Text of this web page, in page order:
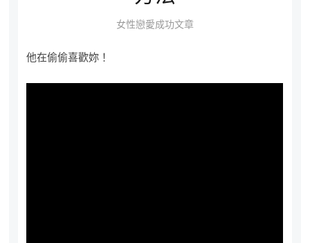
女性戀愛成功文章
他在偷偷喜歡妳！